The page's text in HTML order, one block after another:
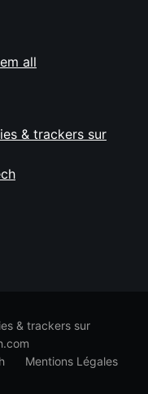
all
& trackers sur
& trackers sur
Mentions Légales